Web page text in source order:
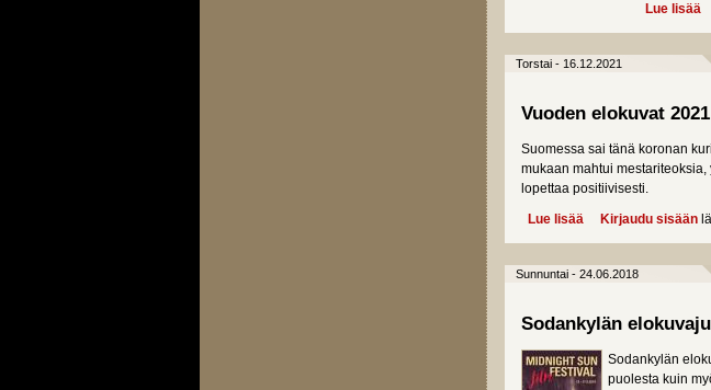
Lue lisää
Torstai - 16.12.2021
Vuoden elokuvat
Suomessa sai tänä koronan
mukaan mahtui
lopettaa positiivisesti.
Lue lisää about Vuoden
Kirjaudu sisään
Sunnuntai - 24.06.2018
Sodankylän
Sodankylän
puolesta kuin